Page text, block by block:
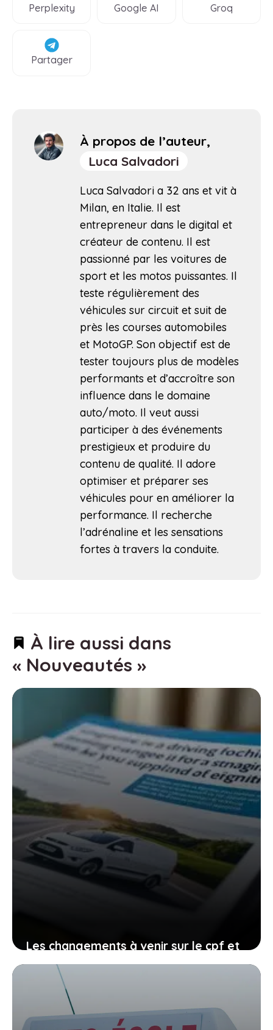
Perplexity
Google AI
Groq
Partager
À propos de l’auteur,
Luca Salvadori
Luca Salvadori a 32 ans et vit à
Milan, en Italie. Il est
entrepreneur dans le digital et
créateur de contenu. Il est
passionné par les voitures de
sport et les motos puissantes. Il
teste régulièrement des
véhicules sur circuit et suit de
près les courses automobiles
et MotoGP. Son objectif est de
tester toujours plus de modèles
performants et d’accroître son
influence dans le domaine
auto/moto. Il veut aussi
participer à des événements
prestigieux et produire du
contenu de qualité. Il adore
optimiser et préparer ses
véhicules pour en améliorer la
performance. Il recherche
l’adrénaline et les sensations
fortes à travers la conduite.
À lire aussi dans
« Nouveautés »
Les changements à venir sur le cpf et
le permis de conduire, comment vous
organiser avant qu’il ne soit trop tard
27 janvier 2026